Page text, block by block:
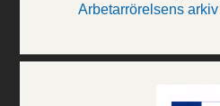
Arbetarrörelsens